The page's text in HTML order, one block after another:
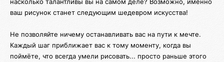
ваш рисунок станет следующим шедевром искусства!
Не позволяйте ничему останавливать вас на пути к мечте.
Каждый шаг приближает вас к тому моменту, когда вы
поймёте, что всегда умели рисовать... просто раньше этого